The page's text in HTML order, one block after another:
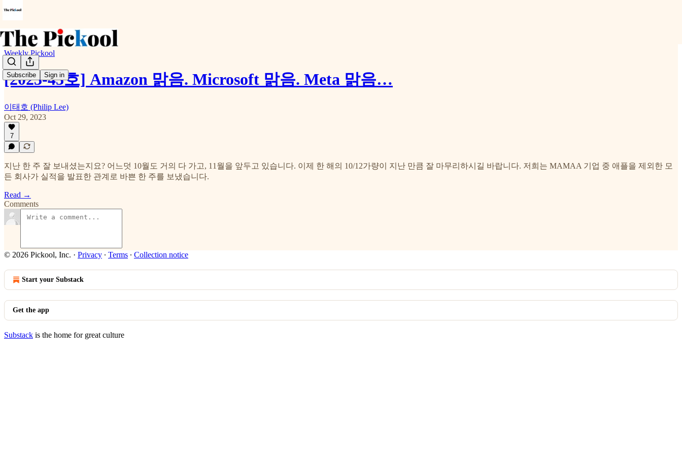
Subscribe Sign in
Weekly Pickool
[2023-43호] Amazon 맑음. Microsoft 맑음. Meta 맑음…
이태호 (Philip Lee)
Oct 29, 2023
7
지난 한 주 잘 보내셨는지요? 어느덧 10월도 거의 다 가고, 11월을 앞두고 있습니다. 이제 한 해의 10/12가량이 지난 만큼 잘 마무리하시길 바랍니다. 저희는 MAMAA 기업 중 애플을 제외한 모
든 회사가 실적을 발표한 관계로 바쁜 한 주를 보냈습니다.
Read →
Comments
© 2026 Pickool, Inc. · Privacy ∙ Terms ∙ Collection notice
Start your Substack
Get the app
Substack is the home for great culture